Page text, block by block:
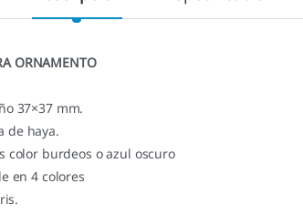
ORNAMENTO
37×37 mm.
de haya.
color burdeos o azul oscuro
en 4 colores